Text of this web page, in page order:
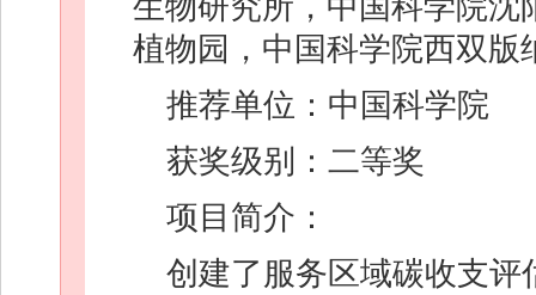
植物园，中国科学院西双版
推荐单位：中国科学院
获奖级别：二等奖
项目简介：
创建了服务区域碳收支